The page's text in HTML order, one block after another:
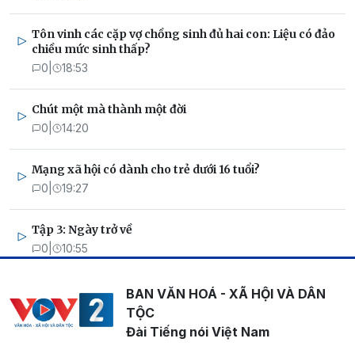
Tôn vinh các cặp vợ chồng sinh đủ hai con: Liệu có đảo
chiều mức sinh thấp?
0 18:53
Chút một mà thành một đời
0 14:20
Mạng xã hội có dành cho trẻ dưới 16 tuổi?
0 19:27
Tập 3: Ngày trở về
0 10:55
BAN VĂN HOÁ - XÃ HỘI VÀ DÂN
TỘC
Đài Tiếng nói Việt Nam